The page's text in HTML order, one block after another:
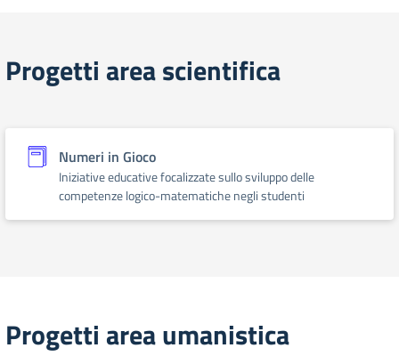
Progetti area scientifica
Numeri in Gioco
Iniziative educative focalizzate sullo sviluppo delle
competenze logico-matematiche negli studenti
Progetti area umanistica